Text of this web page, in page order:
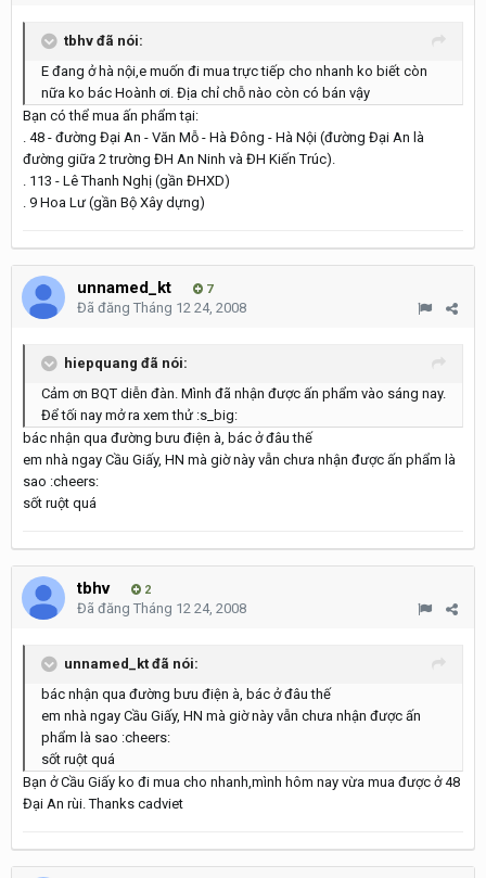
tbhv đã nói:
E đang ở hà nội,e muốn đi mua trực tiếp cho nhanh ko biết còn
nữa ko bác Hoành ơi. Địa chỉ chỗ nào còn có bán vậy
Bạn có thể mua ấn phẩm tại:
. 48 - đường Đại An - Văn Mỗ - Hà Đông - Hà Nội (đường Đại An là
đường giữa 2 trường ĐH An Ninh và ĐH Kiến Trúc).
. 113 - Lê Thanh Nghị (gần ĐHXD)
. 9 Hoa Lư (gần Bộ Xây dựng)
unnamed_kt 7
Đã đăng Tháng 12 24, 2008
hiepquang đã nói:
Cảm ơn BQT diễn đàn. Mình đã nhận được ấn phẩm vào sáng nay.
Để tối nay mở ra xem thử :s_big:
bác nhận qua đường bưu điện à, bác ở đâu thế
em nhà ngay Cầu Giấy, HN mà giờ này vẫn chưa nhận được ấn phẩm là
sao :cheers:
sốt ruột quá
tbhv 2
Đã đăng Tháng 12 24, 2008
unnamed_kt đã nói:
bác nhận qua đường bưu điện à, bác ở đâu thế
em nhà ngay Cầu Giấy, HN mà giờ này vẫn chưa nhận được ấn
phẩm là sao :cheers:
sốt ruột quá
Bạn ở Cầu Giấy ko đi mua cho nhanh,mình hôm nay vừa mua được ở 48
Đại An rùi. Thanks cadviet